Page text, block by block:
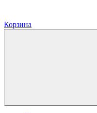
Корзина